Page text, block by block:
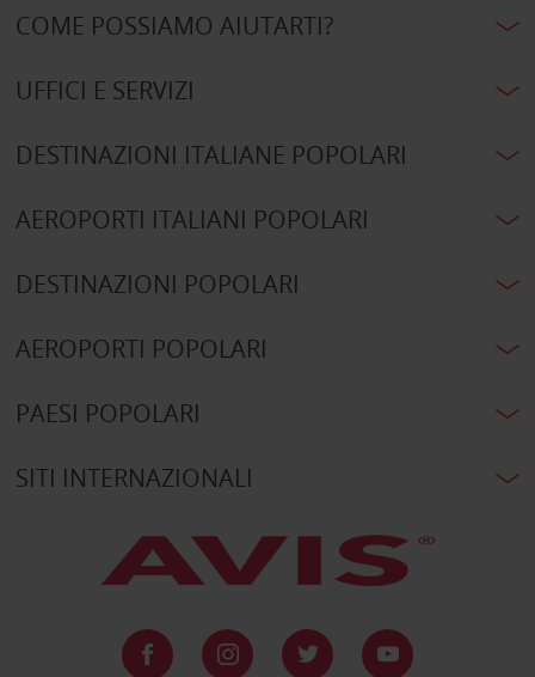
COME POSSIAMO AIUTARTI?
UFFICI E SERVIZI
DESTINAZIONI ITALIANE POPOLARI
AEROPORTI ITALIANI POPOLARI
DESTINAZIONI POPOLARI
AEROPORTI POPOLARI
PAESI POPOLARI
SITI INTERNAZIONALI